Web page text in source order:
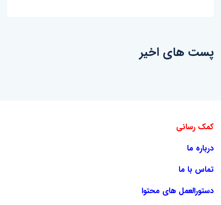
پست های اخیر
کمک رسانی
درباره ما
تماس با ما
دستورالعمل های محتوا